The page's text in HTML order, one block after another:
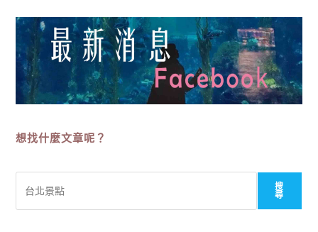
想找什麼文章呢？
尋
搜
尋